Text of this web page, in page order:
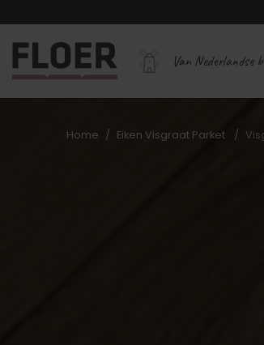
Van Nederlandse
Home Eiken Visgraat Parket